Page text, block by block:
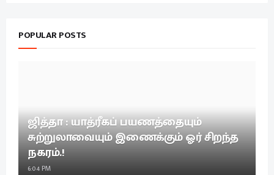
POPULAR POSTS
ஜித்தா : யாத்ரீகப் பயணத்தையும்
சுற்றுலாவையும் இணைக்கும் ஓர் சிறந்த
நகரம்.!
6:04 PM